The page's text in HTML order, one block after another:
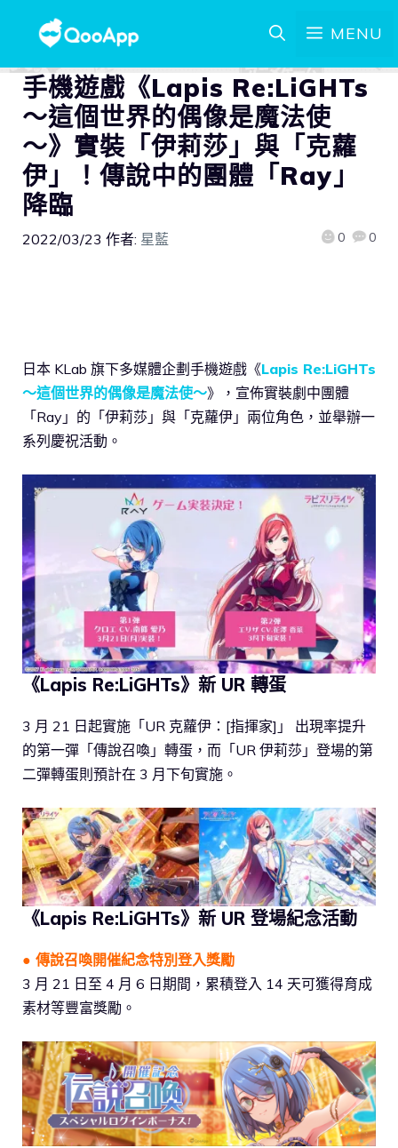
MENU
手機遊戲《Lapis Re:LiGHTs
～這個世界的偶像是魔法使
～》實裝「伊莉莎」與「克蘿
伊」！傳說中的團體「Ray」
降臨
2022/03/23 作者: 星藍 0 0
日本 KLab 旗下多媒體企劃手機遊戲《Lapis Re:LiGHTs
～這個世界的偶像是魔法使～》，宣佈實裝劇中團體
「Ray」的「伊莉莎」與「克蘿伊」兩位角色，並舉辦一
系列慶祝活動。
《Lapis Re:LiGHTs》新 UR 轉蛋
3 月 21 日起實施「UR 克蘿伊：[指揮家]」 出現率提升
的第一彈「傳說召喚」轉蛋，而「UR 伊莉莎」登場的第
二彈轉蛋則預計在 3 月下旬實施。
《Lapis Re:LiGHTs》新 UR 登場紀念活動
● 傳說召喚開催紀念特別登入獎勵
3 月 21 日至 4 月 6 日期間，累積登入 14 天可獲得育成
素材等豐富獎勵。